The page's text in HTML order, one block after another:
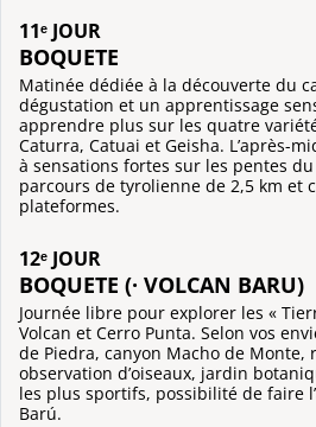
11ᵉ JOUR
BOQUETE
Matinée dédiée à la découverte du
dégustation et un apprentissage
apprendre plus sur les quatre
Caturra, Catuai et Geisha. L’après-
à sensations fortes sur les pentes
parcours de tyrolienne de 2,5 km et
plateformes.
12ᵉ JOUR
BOQUETE (· VOLCAN BARU)
Journée libre pour explorer les «
Volcan et Cerro Punta. Selon vos
de Piedra, canyon Macho de Monte,
observation d’oiseaux, jardin
les plus sportifs, possibilité de faire
Barú.